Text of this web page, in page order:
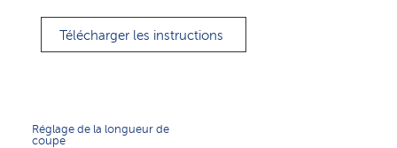
Télécharger les instructions
Réglage de la longueur de
coupe